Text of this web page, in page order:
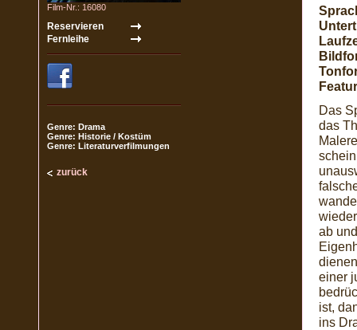
Film-Nr.: 16080
Genre: Drama
Genre: Historie / Kostüm
Genre: Literaturverfilmungen
zurück
Das
das
ab
einer
ist,
ins